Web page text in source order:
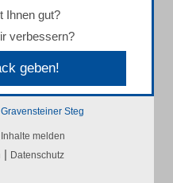
Ihnen gut?
verbessern?
geben!
Gravensteiner Steg
Inhalte melden
| Datenschutz